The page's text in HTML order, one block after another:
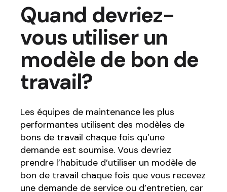
Quand devriez-
vous utiliser un
modèle de bon de
travail?
Les équipes de maintenance les plus
performantes utilisent des modèles de
bons de travail chaque fois qu’une
demande est soumise. Vous devriez
prendre l’habitude d’utiliser un modèle de
bon de travail chaque fois que vous recevez
une demande de service ou d’entretien, car